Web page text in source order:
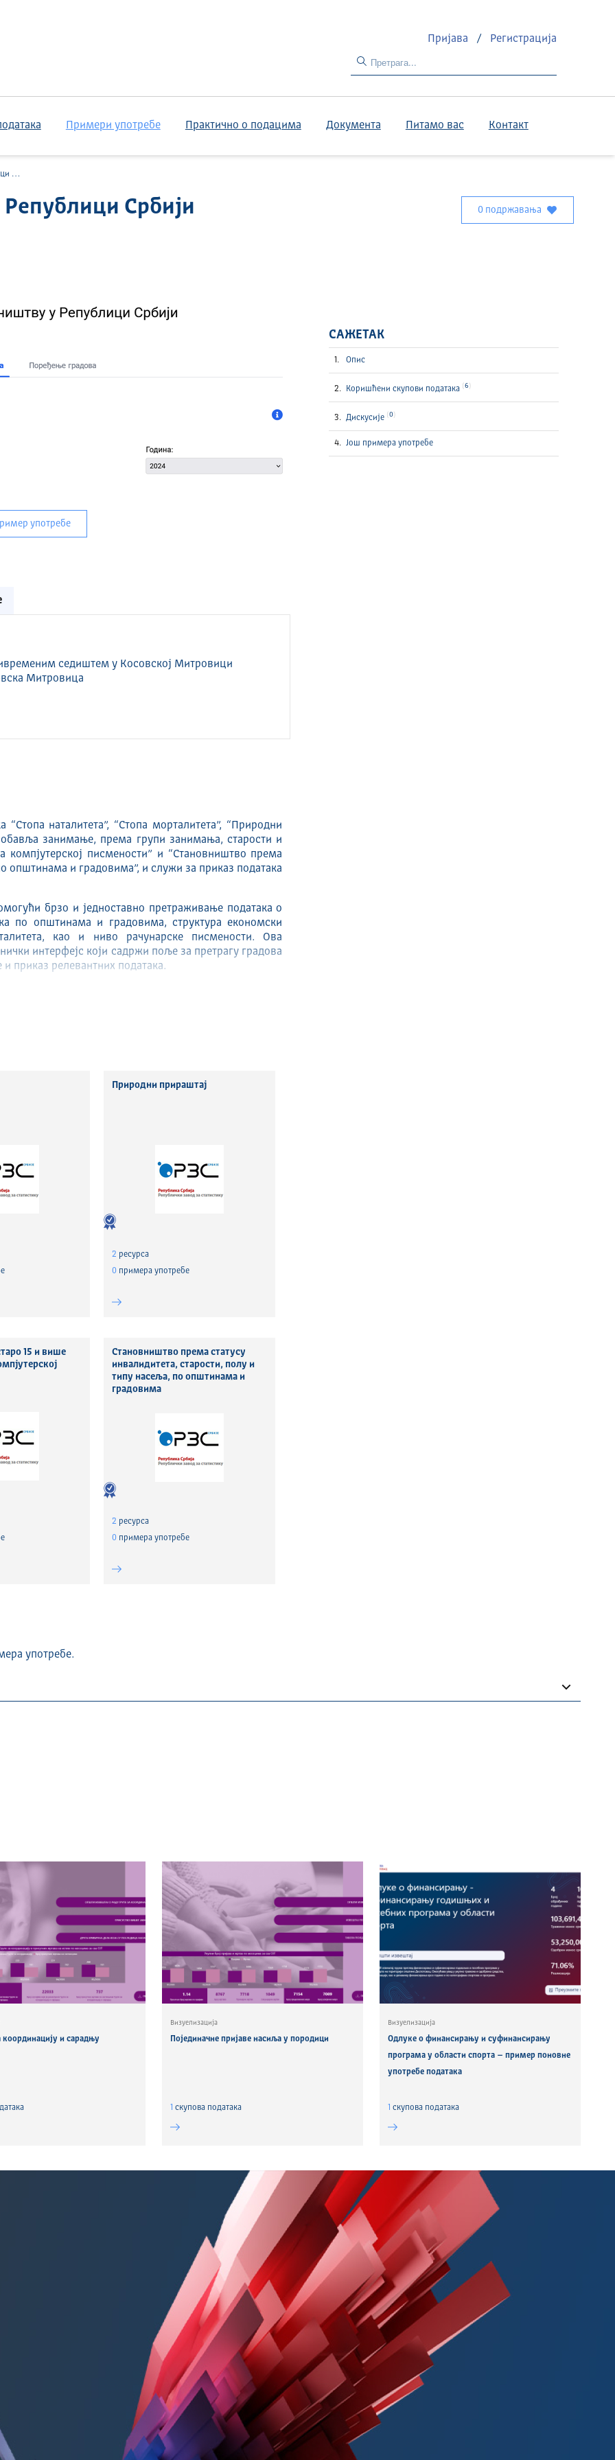
Пријава / Регистрација
Примери употребе Практично о подацима Документа Питамо вас Контакт
Србији 0 подржавања
употребе
САЖЕТАК
Опис
Коришћени скупови података 6
Дискусије 0
Још примера употребе
седиштем у Косовској Митровици
Митровица
наталитета”, “Стопа морталитета”, “Природни
занимање, према групи занимања, старости и
писмености” и “Становништво према
општинама и градовима”, и служи за приказ података
брзо и једноставно претраживање података о
по општинама и градовима, структура економски
као и ниво рачунарске писмености. Ова
интерфејс који садржи поље за претрагу градова
приказ релевантних података.
представља централни елемент апликације, док
и анализу података. На тај начин, апликација
истраживања. Развој оваквих софтверских
Природни прираштај
2 ресурса
0 примера употребе
15 и више
Становништво према статусу
инвалидитета, старости, полу и
типу насеља, по општинама и
градовима
2 ресурса
0 примера употребе
употребе.
координацију и сарадњу
Визуелизација
Појединачне пријаве насиља у породици
1 скуповa података
Визуелизација
Одлуке о финансирању и суфинансирању
програма у области спорта – пример поновне
употребе података
1 скуповa података